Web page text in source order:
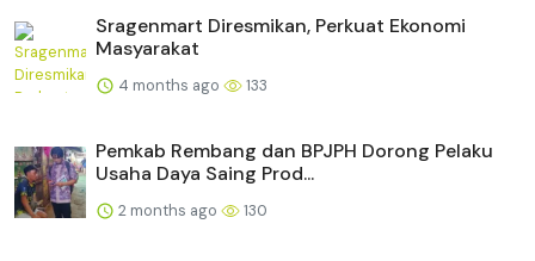
Sragenmart Diresmikan, Perkuat Ekonomi
Masyarakat
4 months ago 133
Pemkab Rembang dan BPJPH Dorong Pelaku
Usaha Daya Saing Prod...
2 months ago 130